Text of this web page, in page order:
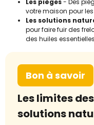
Les pièges- Des
votre maison pour
Les solutions
pour faire fuir des
des huiles
Bon à savoir
Les limites
solutions